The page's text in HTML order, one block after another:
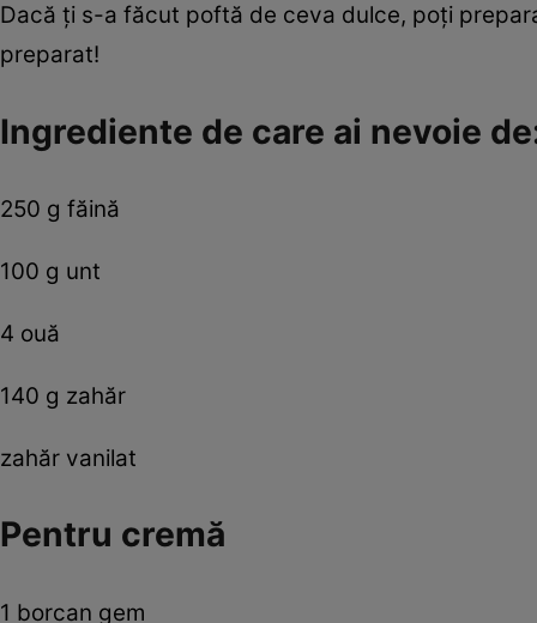
Dacă ţi s-a făcut poftă de ceva dulce, poţi
preparat!
Ingrediente de care ai nevoie
250 g făină
100 g unt
4 ouă
140 g zahăr
zahăr vanilat
Pentru cremă
1 borcan gem